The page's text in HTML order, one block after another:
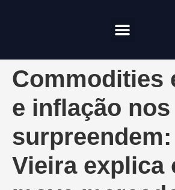
Commodities
e inflação nos
Vieira explica